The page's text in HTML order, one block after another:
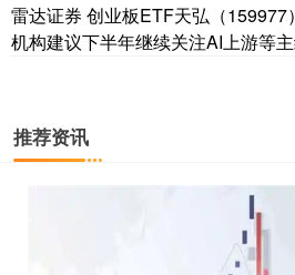
雷达证券 创业板ETF天弘（159977
机构建议下半年继续关注AI上游等
推荐资讯